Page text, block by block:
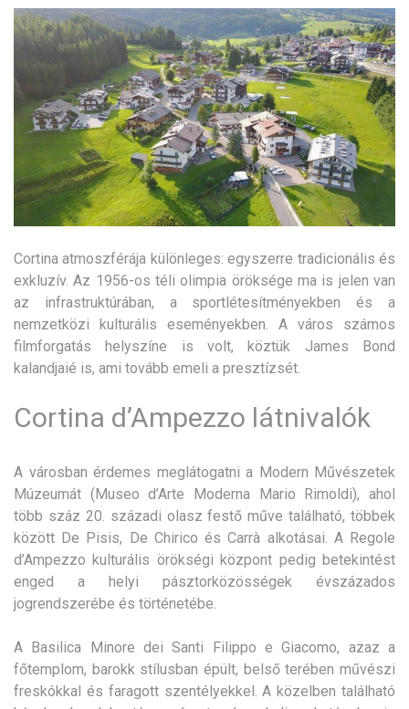
Cortina atmoszférája különleges: egyszerre tradicionális és
exkluzív. Az 1956-os téli olimpia öröksége ma is jelen van
az infrastruktúrában, a sportlétesítményekben és a
nemzetközi kulturális eseményekben. A város számos
filmforgatás helyszíne is volt, köztük James Bond
kalandjaié is, ami tovább emeli a presztízsét.
Cortina d’Ampezzo látnivalók
A városban érdemes meglátogatni a Modern Művészetek
Múzeumát (Museo d’Arte Moderna Mario Rimoldi), ahol
több száz 20. századi olasz festő műve található, többek
között De Pisis, De Chirico és Carrà alkotásai. A Regole
d’Ampezzo kulturális örökségi központ pedig betekintést
enged a helyi pásztorközösségek évszázados
jogrendszerébe és történetébe.
A Basilica Minore dei Santi Filippo e Giacomo, azaz a
főtemplom, barokk stílusban épült, belső terében művészi
freskókkal és faragott szentélyekkel. A közelben található